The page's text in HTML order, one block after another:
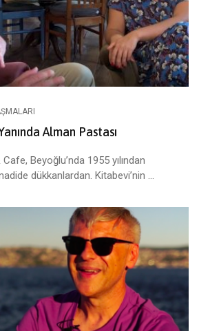
Alman Pastası
Beyoğlu’nda 1955 yılından
dükkanlardan. Kitabevi’nin ...